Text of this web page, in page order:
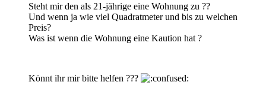
Steht mir den als 21-jährige eine Wohnung zu ??
Und wenn ja wie viel Quadratmeter und bis zu welchen
Preis?
Was ist wenn die Wohnung eine Kaution hat ?
Könnt ihr mir bitte helfen ???